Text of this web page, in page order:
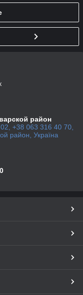
район
+38 063 316 40 70,
район, Україна